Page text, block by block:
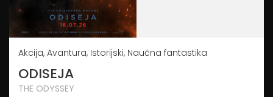
Akcija, Avantura, Istorijski, Naučna fantastika
ODISEJA
THE ODYSSEY